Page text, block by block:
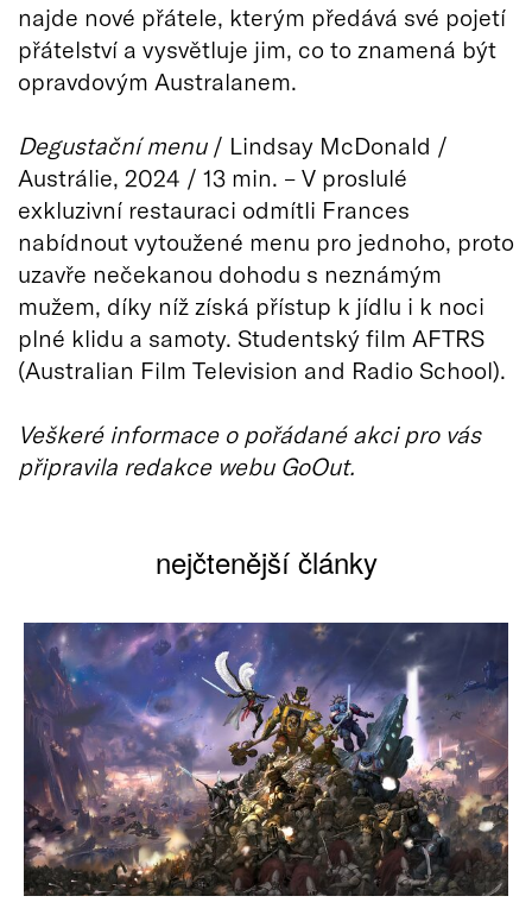
najde nové přátele, kterým předává své pojetí
přátelství a vysvětluje jim, co to znamená být
opravdovým Australanem.
Degustační menu/ Lindsay McDonald /
Austrálie, 2024 / 13 min. – V proslulé
exkluzivní restauraci odmítli Frances
nabídnout vytoužené menu pro jednoho, proto
uzavře nečekanou dohodu s neznámým
mužem, díky níž získá přístup k jídlu i k noci
plné klidu a samoty. Studentský film AFTRS
(Australian Film Television and Radio School).
Veškeré informace o pořádané akci pro vás
připravila redakce webu GoOut.
nejčtenější články